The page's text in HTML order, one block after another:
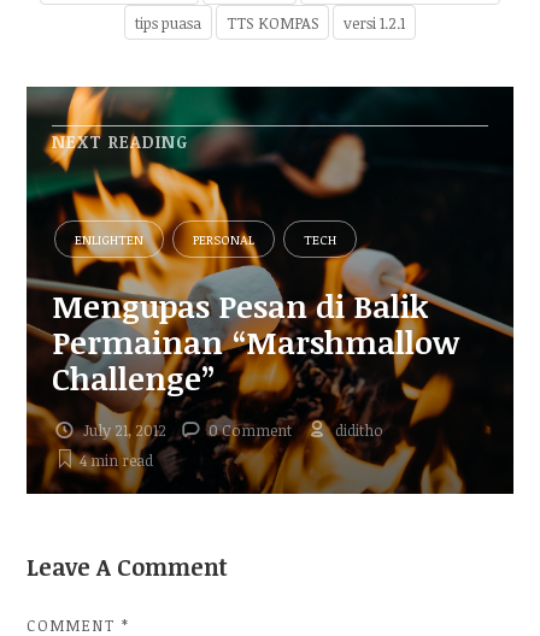
tips puasa
TTS KOMPAS versi 1.2.1
NEXT READING
ENLIGHTEN PERSONAL TECH
Mengupas Pesan di Balik
Permainan “Marshmallow
Challenge”
July 21, 2012 0 Comment
diditho
4 minread
Leave A Comment
COMMENT*